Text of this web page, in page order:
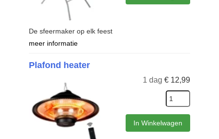
De sfeermaker op elk feest
meer informatie
Plafond heater
1 dag € 12,99
In Winkelwagen